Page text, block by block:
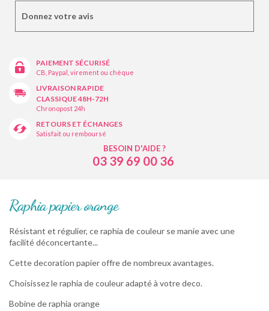
Donnez votre avis
PAIEMENT SÉCURISÉ
CB, Paypal, virement ou chèque
LIVRAISON RAPIDE
CLASSIQUE 48H-72H
Chronopost 24h
RETOURS ET ÉCHANGES
Satisfait ou remboursé
BESOIN D'AIDE ?
03 39 69 00 36
Raphia papier orange
Résistant et régulier, ce raphia de couleur se manie avec une
facilité déconcertante...
Cette decoration papier offre de nombreux avantages.
Choisissez le raphia de couleur adapté à votre deco.
Bobine de raphia orange